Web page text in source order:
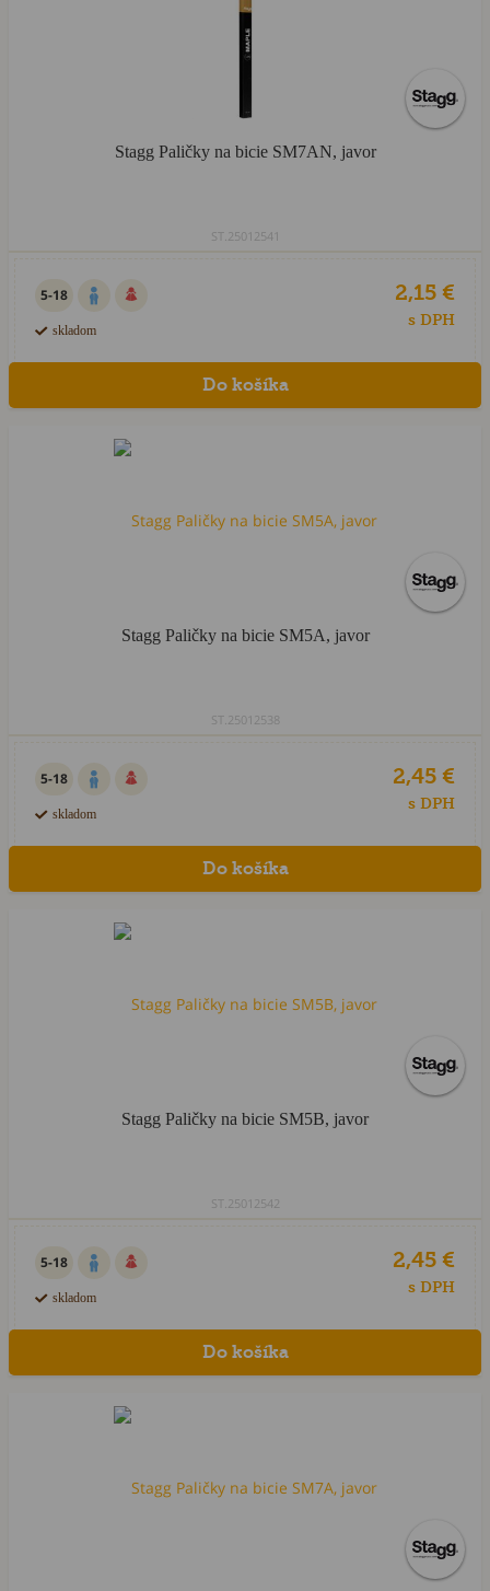
Stagg Paličky na bicie SM7AN, javor
ST.25012541
5-18
skladom
2,15 €
s DPH
Stagg Paličky na bicie SM5A, javor
ST.25012538
5-18
skladom
2,45 €
s DPH
Stagg Paličky na bicie SM5B, javor
ST.25012542
5-18
skladom
2,45 €
s DPH